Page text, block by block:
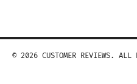
© 2026 CUSTOMER REVIEWS. ALL